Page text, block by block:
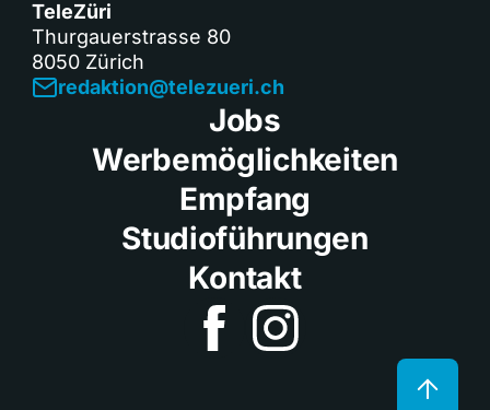
TeleZüri
Thurgauerstrasse 80
8050 Zürich
redaktion@telezueri.ch
Jobs
Werbemöglichkeiten
Empfang
Studioführungen
Kontakt